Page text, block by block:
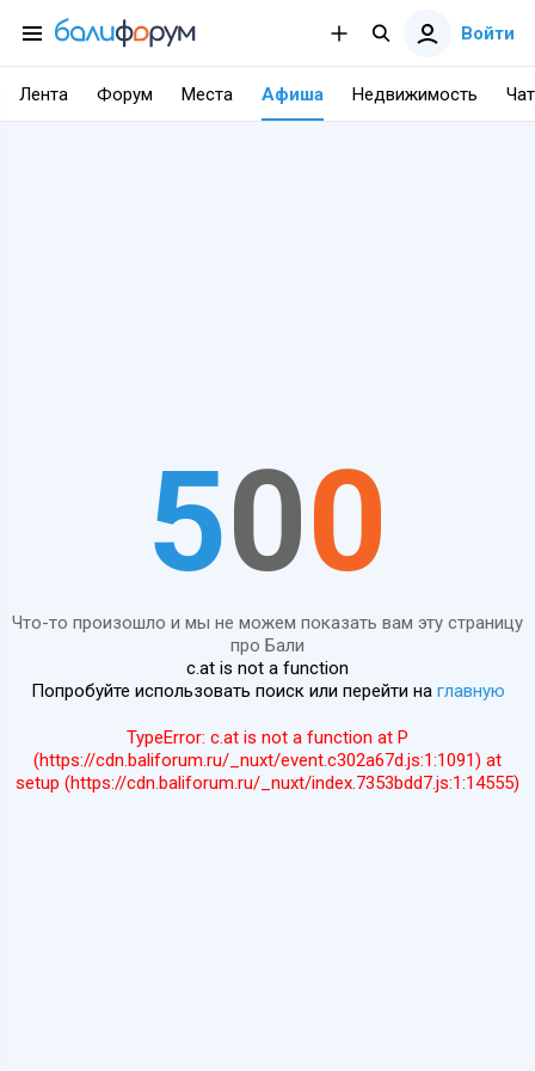
Войти
Лента Форум Места Афиша Недвижимость Чат
500
Что-то произошло и мы не можем показать вам эту страницу
про Бали
c.at is not a function
Попробуйте использовать поиск или перейти на главную
TypeError: c.at is not a function at P
(https://cdn.baliforum.ru/_nuxt/event.c302a67d.js:1:1091) at
setup (https://cdn.baliforum.ru/_nuxt/index.7353bdd7.js:1:14555)